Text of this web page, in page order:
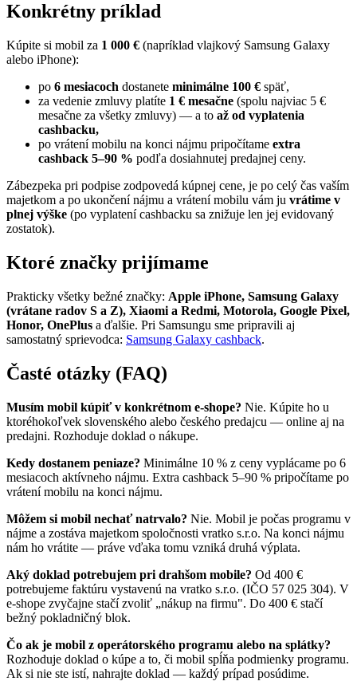
Konkrétny príklad
Kúpite si mobil za 1 000 € (napríklad vlajkový Samsung Galaxy
alebo iPhone):
po 6 mesiacoch dostanete minimálne 100 € späť,
za vedenie zmluvy platíte 1 € mesačne (spolu najviac 5 €
mesačne za všetky zmluvy) — a to až od vyplatenia
cashbacku,
po vrátení mobilu na konci nájmu pripočítame extra
cashback 5–90 % podľa dosiahnutej predajnej ceny.
Zábezpeka pri podpise zodpovedá kúpnej cene, je po celý čas vaším
majetkom a po ukončení nájmu a vrátení mobilu vám ju vrátime v
plnej výške (po vyplatení cashbacku sa znižuje len jej evidovaný
zostatok).
Ktoré značky prijímame
Prakticky všetky bežné značky: Apple iPhone, Samsung Galaxy
(vrátane radov S a Z), Xiaomi a Redmi, Motorola, Google Pixel,
Honor, OnePlus a ďalšie. Pri Samsungu sme pripravili aj
samostatný sprievodca: Samsung Galaxy cashback.
Časté otázky (FAQ)
Musím mobil kúpiť v konkrétnom e-shope? Nie. Kúpite ho u
ktoréhokoľvek slovenského alebo českého predajcu — online aj na
predajni. Rozhoduje doklad o nákupe.
Kedy dostanem peniaze? Minimálne 10 % z ceny vyplácame po 6
mesiacoch aktívneho nájmu. Extra cashback 5–90 % pripočítame po
vrátení mobilu na konci nájmu.
Môžem si mobil nechať natrvalo? Nie. Mobil je počas programu v
nájme a zostáva majetkom spoločnosti vratko s.r.o. Na konci nájmu
nám ho vrátite — práve vďaka tomu vzniká druhá výplata.
Aký doklad potrebujem pri drahšom mobile? Od 400 €
potrebujeme faktúru vystavenú na vratko s.r.o. (IČO 57 025 304). V
e-shope zvyčajne stačí zvoliť „nákup na firmu". Do 400 € stačí
bežný pokladničný blok.
Čo ak je mobil z operátorského programu alebo na splátky?
Rozhoduje doklad o kúpe a to, či mobil spĺňa podmienky programu.
Ak si nie ste istí, nahrajte doklad — každý prípad posúdime.